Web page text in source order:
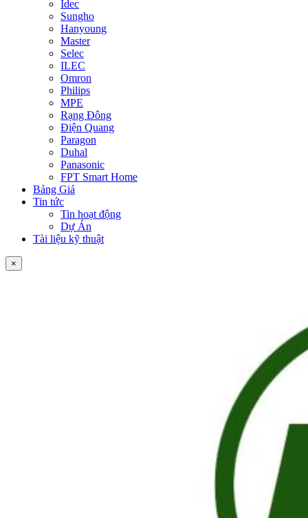
Idec
Sungho
Hanyoung
Master
Selec
ILEC
Omron
Philips
MPE
Rạng Đông
Điện Quang
Paragon
Duhal
Panasonic
FPT Smart Home
Bảng Giá
Tin tức
Tin hoạt động
Dự Án
Tài liệu kỹ thuật
×